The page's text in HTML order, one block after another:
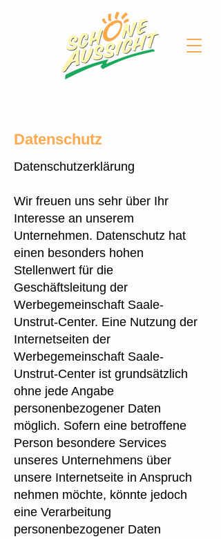
Datenschutz
Datenschutzerklärung
Wir freuen uns sehr über Ihr
Interesse an unserem
Unternehmen. Datenschutz hat
einen besonders hohen
Stellenwert für die
Geschäftsleitung der
Werbegemeinschaft Saale-
Unstrut-Center. Eine Nutzung der
Internetseiten der
Werbegemeinschaft Saale-
Unstrut-Center ist grundsätzlich
ohne jede Angabe
personenbezogener Daten
möglich. Sofern eine betroffene
Person besondere Services
unseres Unternehmens über
unsere Internetseite in Anspruch
nehmen möchte, könnte jedoch
eine Verarbeitung
personenbezogener Daten